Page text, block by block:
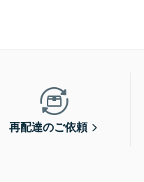
再配達のご依頼